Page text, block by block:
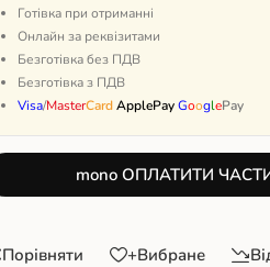
Готівка при отриманні
Онлайн за реквізитами
Безготівка без ПДВ
Безготівка з ПДВ
Visa/MasterCard ApplePay GooglePay
mono ОПЛАТИТИ
Порівняти +Вибране